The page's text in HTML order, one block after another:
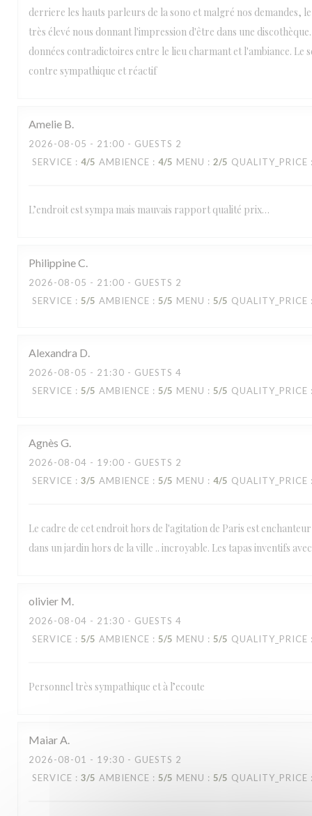
derriere les hauts parleurs de la sono et malgré nos demandes,
très élevé nous donnant l'impression d'être dans une
données contradictoires entre le lieu charmant et l'ambiance. Le
contre sympathique et réactif
Amelie B
2026-08-05 - 21:00 - GUESTS 2
SERVICE : 4/5 AMBIENCE : 4/5 MENU : 2/5 QUALITY_PRICE
L’endroit est sympa mais mauvais rapport qualité prix…
PhilippineC
2026-08-05 - 21:00 - GUESTS 2
SERVICE : 5/5 AMBIENCE : 5/5 MENU : 5/5 QUALITY_PRICE
Alexandra D
2026-08-05 - 21:30 - GUESTS 4
SERVICE : 5/5 AMBIENCE : 5/5 MENU : 5/5 QUALITY_PRICE
Agnès G
2026-08-04 - 19:00 - GUESTS 2
SERVICE : 3/5 AMBIENCE : 5/5 MENU : 4/5 QUALITY_PRICE
Le cadre de cet endroit hors de l'agitation de Paris est
dans un jardin hors de la ville .. incroyable. Les tapas inventifs
olivier M
2026-08-04 - 21:30 - GUESTS 4
SERVICE : 5/5 AMBIENCE : 5/5 MENU : 5/5 QUALITY_PRICE
Personnel très sympathique et à l’ecoute
MaiarA
2026-08-01 - 19:30 - GUESTS 2
SERVICE : 3/5 AMBIENCE : 5/5 MENU : 5/5 QUALITY_PRICE